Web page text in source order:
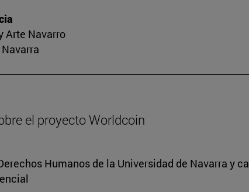
Arte Navarro
el proyecto Worldcoin
Humanos de la Universidad de Navarra y